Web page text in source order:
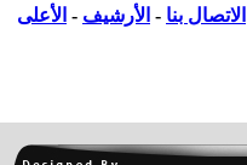
الاتصال بنا-الأرشيف-الأعلى